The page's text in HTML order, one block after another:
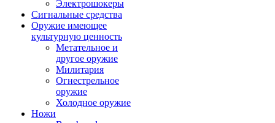
Электрошокеры
Сигнальные средства
Оружие имеющее
культурную ценность
Метательное и
другое оружие
Милитария
Огнестрельное
оружие
Холодное оружие
Ножи